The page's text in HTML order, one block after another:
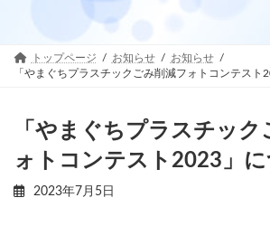
トップページ お知らせ
お知らせ
「やまぐちプラスチックごみ削減フォトコンテスト
「やまぐちプラスチック
ォトコンテスト2023」
2023年7月5日